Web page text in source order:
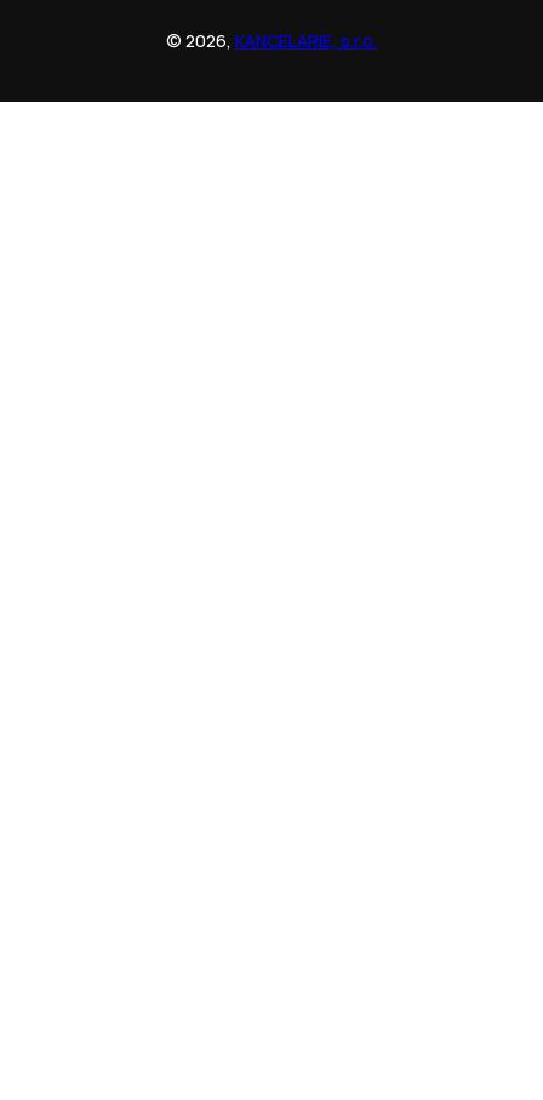
© 2026, KANCELARIE, s.r.o.